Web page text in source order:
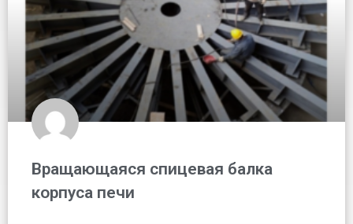
Вращающаяся спицевая балка
корпуса печи